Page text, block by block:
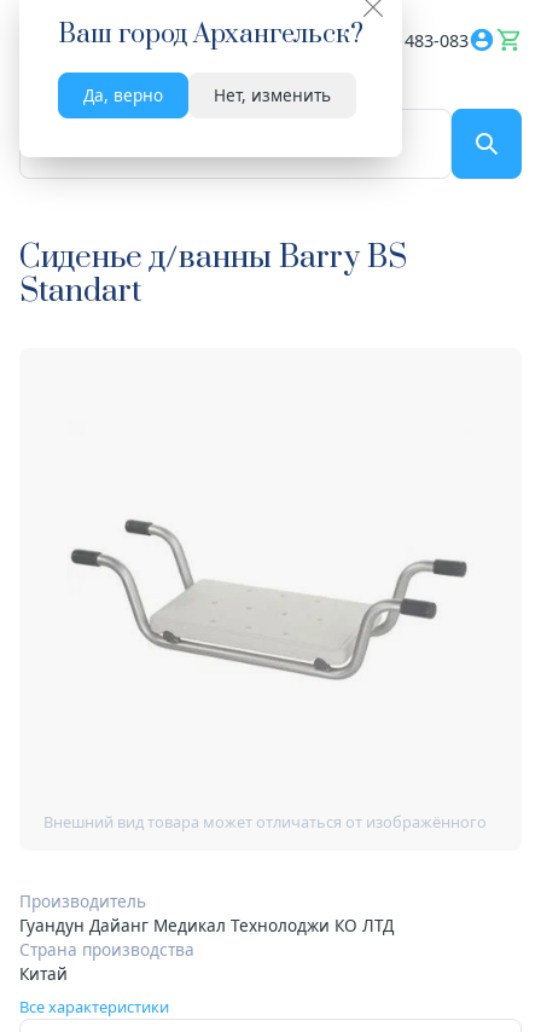
Ваш городАрхангельск?
Да, верно Нет, изменить
Весь сайт 8182 483-083
Сиденье д/ванны Barry BS
Standart
Производитель
Гуандун Дайанг Медикал Технолоджи КО ЛТД
Страна производства
Китай
Все характеристики